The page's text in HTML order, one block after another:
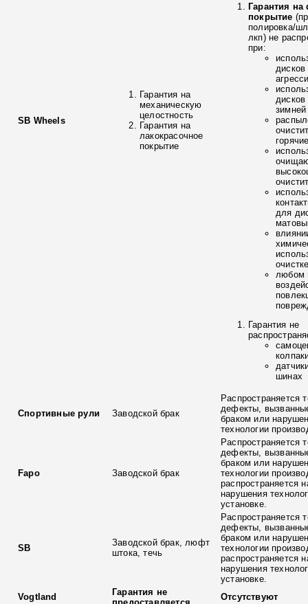
SB Wheels
Гарантия на
механическую
целостность
Гарантия на
лакокрасочное
покрытие
Гарантия
покрытие
полировка/
лкп) не
при:
зимней
для
любом
Гарантия не
шинах
Спортивные рули Заводской брак
Распространяется
дефекты,
браком или
технологии
Fapo Заводской брак
Распространяется
дефекты,
браком или
технологии
распространяется
нарушения
установке.
SB
Заводской брак, люфт
штока, течь
Распространяется
дефекты,
браком или
технологии
распространяется
нарушения
установке.
Vogtland
Гарантия не
Отсутствуют